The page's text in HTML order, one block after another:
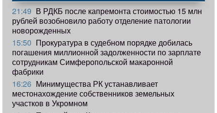
21:49 В РДКБ после капремонта стоимостью 15 млн
рублей возобновило работу отделение патологии
новорожденных
15:50 Прокуратура в судебном порядке добилась
погашения миллионной задолженности по зарплате
сотрудникам Симферопольской макаронной
фабрики
16:26 Минимущества РК устанавливает
местонахождение собственников земельных
участков в Укромном